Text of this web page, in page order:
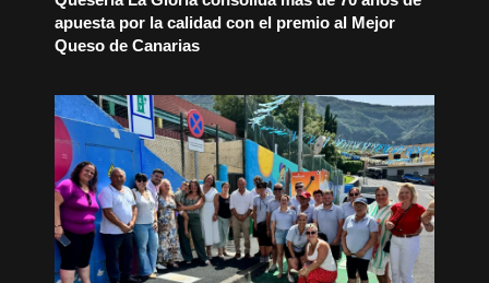
apuesta por la calidad con el premio al Mejor
Queso de Canarias